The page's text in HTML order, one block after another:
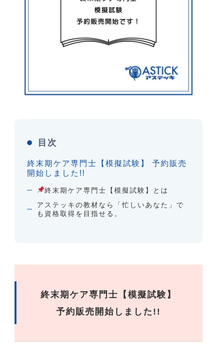
目次
終末期ケア専門士【模擬試験】 予約販売
開始しました!!
終末期ケア専門士【模擬試験】とは
アステッキの教材なら「忙しいあなた」で
も資格取得を目指せる。
終末期ケア専門士【模擬試験】
予約販売開始しました!!